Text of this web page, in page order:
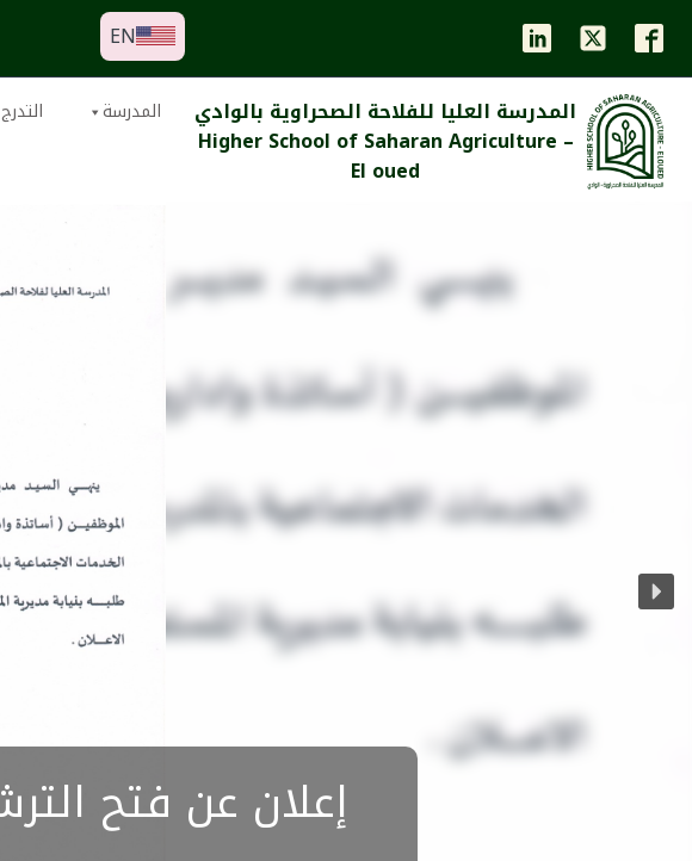
EN
المدرسة العليا للفلاحة الصحراوية بالوادي
Higher School of Saharan Agriculture –
El oued
المدرسة التدرج
إعلان عن فتح